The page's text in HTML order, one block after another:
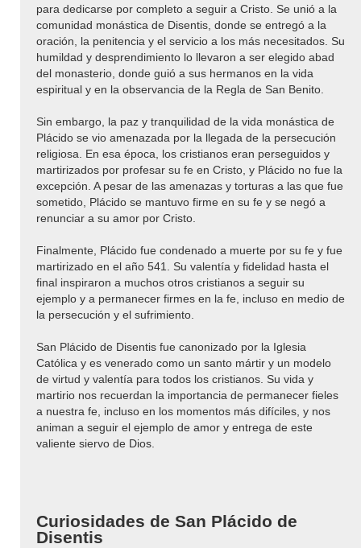
para dedicarse por completo a seguir a Cristo. Se unió a la
comunidad monástica de Disentis, donde se entregó a la
oración, la penitencia y el servicio a los más necesitados. Su
humildad y desprendimiento lo llevaron a ser elegido abad
del monasterio, donde guió a sus hermanos en la vida
espiritual y en la observancia de la Regla de San Benito.
Sin embargo, la paz y tranquilidad de la vida monástica de
Plácido se vio amenazada por la llegada de la persecución
religiosa. En esa época, los cristianos eran perseguidos y
martirizados por profesar su fe en Cristo, y Plácido no fue la
excepción. A pesar de las amenazas y torturas a las que fue
sometido, Plácido se mantuvo firme en su fe y se negó a
renunciar a su amor por Cristo.
Finalmente, Plácido fue condenado a muerte por su fe y fue
martirizado en el año 541. Su valentía y fidelidad hasta el
final inspiraron a muchos otros cristianos a seguir su
ejemplo y a permanecer firmes en la fe, incluso en medio de
la persecución y el sufrimiento.
San Plácido de Disentis fue canonizado por la Iglesia
Católica y es venerado como un santo mártir y un modelo
de virtud y valentía para todos los cristianos. Su vida y
martirio nos recuerdan la importancia de permanecer fieles
a nuestra fe, incluso en los momentos más difíciles, y nos
animan a seguir el ejemplo de amor y entrega de este
valiente siervo de Dios.
Curiosidades de San Plácido de
Disentis